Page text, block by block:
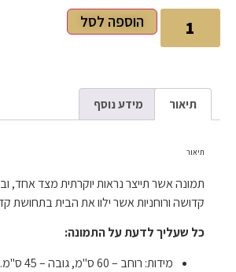
הוספה לסל
תיאור מידע נוסף
תיאור
תמונה אשר תייצר נראות יוקרתית מצד אחד,
קדושה ורוחניות אשר ילוו את הבית בתחושת
כל שעליך לדעת על התמונה:
מידות: רוחב – 60 ס"מ, גובה – 45 ס"מ.